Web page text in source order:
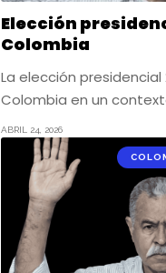
Elección
Colombia
La elección
Colombia en un
ABRIL 24, 2026